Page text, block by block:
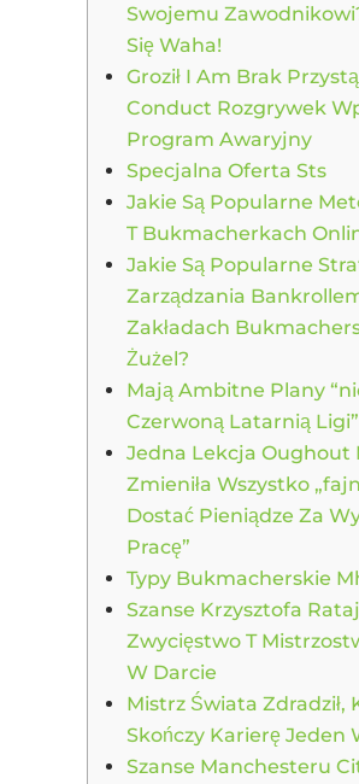
Swojemu
Się Waha!
Groził I Am Brak
Conduct Rozgrywek
Program Awaryjny
Specjalna Oferta Sts
Jakie Są Popularne
T Bukmacherkach
Jakie Są Popularne
Zarządzania
Zakładach
Żużel?
Mają Ambitne Plany
Czerwoną Latarnią Ligi”
Jedna Lekcja Oughout
Zmieniła Wszystko
Dostać Pieniądze Za
Pracę”
Typy Bukmacherskie
Szanse Krzysztofa
Zwycięstwo T
W Darcie
Mistrz Świata Zdradził,
Skończy Karierę Jeden
Szanse Manchesteru